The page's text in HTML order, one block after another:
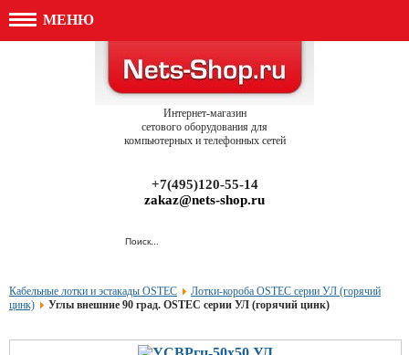
МЕНЮ
Интернет-магазин
сетового оборудования для
компьютерных и телефонных сетей
+7(495)120-55-14
zakaz@nets-shop.ru
Кабельные лотки и эстакады OSTEC
Лотки-короба OSTEC серии УЛ (горячий
цинк)
Углы внешние 90 град. OSTEC серии УЛ (горячий цинк)